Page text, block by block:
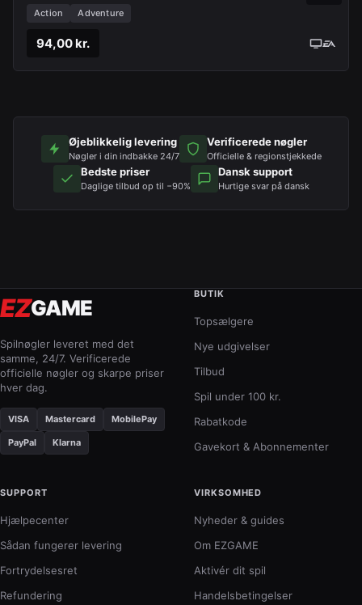
Action Adventure
94,00 kr.
Øjeblikkelig levering
Nøgler i din indbakke 24/7
Verificerede nøgler
Officielle & regionstjekkede
Bedste priser
Daglige tilbud op til −90%
Dansk support
Hurtige svar på dansk
EZGAME
Spilnøgler leveret med det
samme, 24/7. Verificerede
officielle nøgler og skarpe priser
hver dag.
VISA Mastercard MobilePay
PayPal Klarna
BUTIK
Topsælgere
Nye udgivelser
Tilbud
Spil under 100 kr.
Rabatkode
Gavekort & Abonnementer
SUPPORT
Hjælpecenter
Sådan fungerer levering
Fortrydelsesret
Refundering
VIRKSOMHED
Nyheder & guides
Om EZGAME
Aktivér dit spil
Handelsbetingelser